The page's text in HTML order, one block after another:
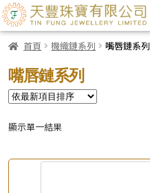
首頁 機織鏈系列 嘴唇鏈系列
嘴唇鏈系列
顯示單一結果